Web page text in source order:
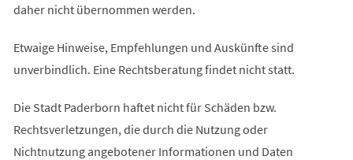
daher nicht übernommen werden.
Etwaige Hinweise, Empfehlungen und Auskünfte sind
unverbindlich. Eine Rechtsberatung findet nicht statt.
Die Stadt Paderborn haftet nicht für Schäden bzw.
Rechtsverletzungen, die durch die Nutzung oder
Nichtnutzung angebotener Informationen und Daten